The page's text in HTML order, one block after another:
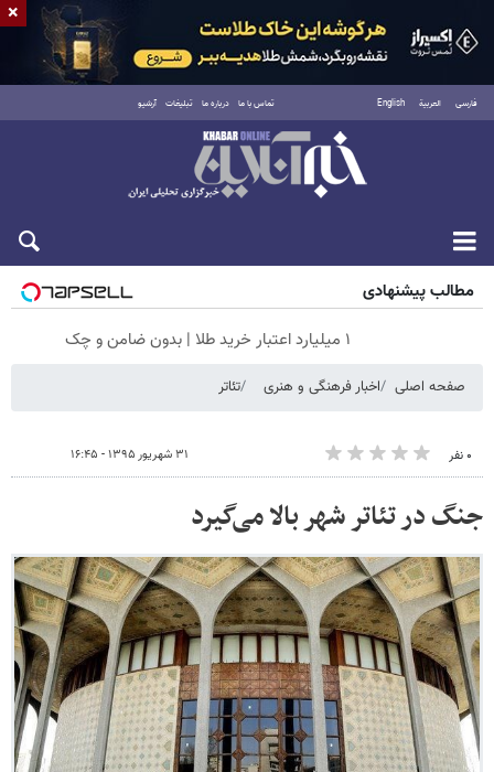
فارسی العربية English تماس با ما درباره ما تبلیغات آرشیو
شنبه ۱۷ مرداد ۱۴۰۵
مطالب پیشنهادی
۱ میلیارد اعتبار خرید طلا | بدون ضامن و چک
صفحه اصلی اخبار فرهنگی و هنری تئاتر
۰ نفر ۳۱ شهریور ۱۳۹۵ - ۱۶:۴۵
جنگ در تئاتر‌ شهر بالا می‌گیرد
×